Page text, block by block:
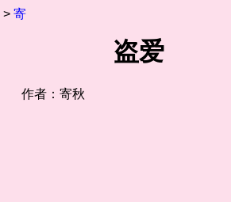
> 寄
盗爱
作者：寄秋